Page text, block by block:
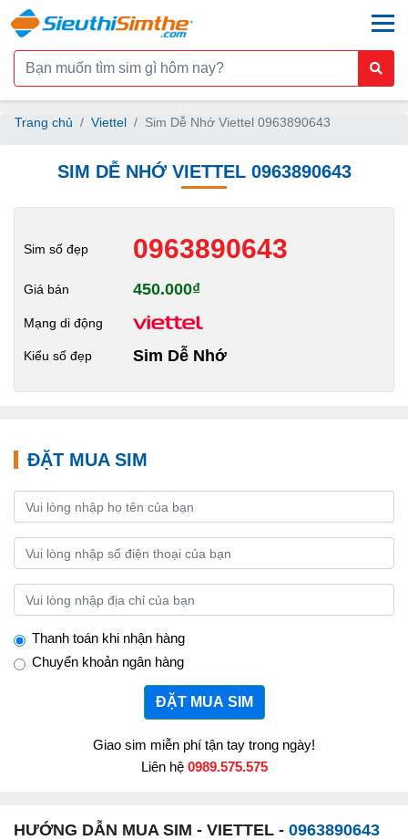
Trang chủ Viettel Sim Dễ Nhớ Viettel 0963890643
SIM DỄ NHỚ VIETTEL 0963890643
Sim số đẹp 0963890643
Giá bán 450.000₫
Mạng di động
Kiểu số đẹp Sim Dễ Nhớ
ĐẶT MUA SIM
Thanh toán khi nhận hàng
Chuyển khoản ngân hàng
ĐẶT MUA SIM
Giao sim miễn phí tận tay trong ngày!
Liên hệ 0989.575.575
HƯỚNG DẪN MUA SIM - VIETTEL - 0963890643